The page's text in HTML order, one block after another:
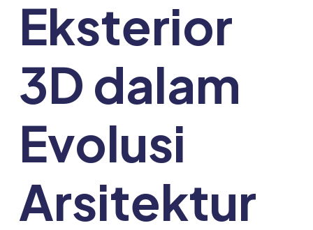
Eksterior
3D dalam
Evolusi
Arsitektur